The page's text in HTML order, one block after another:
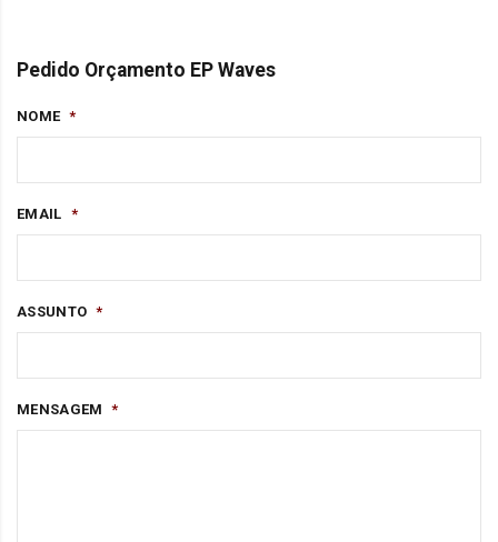
Pedido Orçamento EP Waves
NOME *
EMAIL *
ASSUNTO *
MENSAGEM *